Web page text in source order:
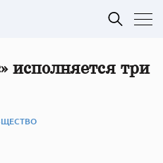
исполняется три